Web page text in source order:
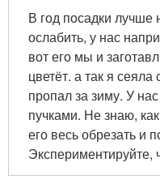
В год посадки лучше
ослабить, у нас
вот его мы и
цветёт. а так я
пропал за зиму. У
пучками. Не знаю,
его весь обрезать и
Экспериментируйте,